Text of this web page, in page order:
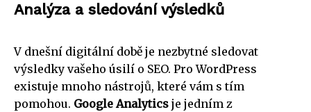
Analýza a sledování výsledků
V dnešní digitální době je nezbytné sledovat
výsledky vašeho úsilí o SEO. Pro WordPress
existuje mnoho nástrojů, které vám s tím
pomohou. Google Analytics je jedním z